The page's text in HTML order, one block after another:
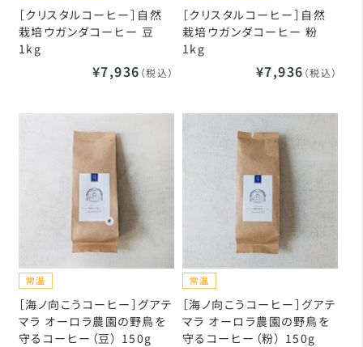
［クリスタルコーヒー］自然
栽培ウガンダコーヒー 豆
1kg
¥7,936 （税込）
［クリスタルコーヒー］自然
栽培ウガンダコーヒー 粉
1kg
¥7,936 （税込）
［海ノ向こうコーヒー］グアテ
マラ オーロラ農園の野鳥を
守るコーヒー（豆） 150g
［海ノ向こうコーヒー］グアテ
マラ オーロラ農園の野鳥を
守るコーヒー（粉） 150g